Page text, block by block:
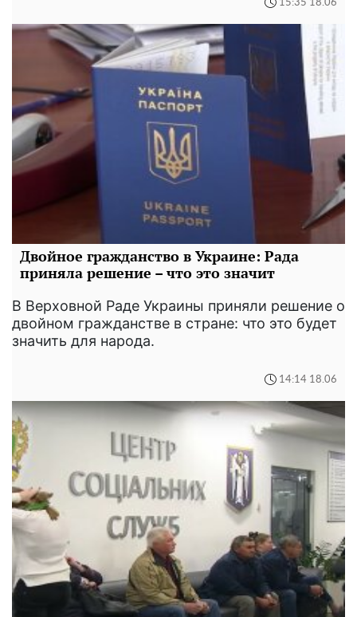
15:35 18.06
Двойное гражданство в Украине: Рада
приняла решение – что это значит
В Верховной Раде Украины приняли решение о
двойном гражданстве в стране: что это будет
значить для народа.
14:14 18.06